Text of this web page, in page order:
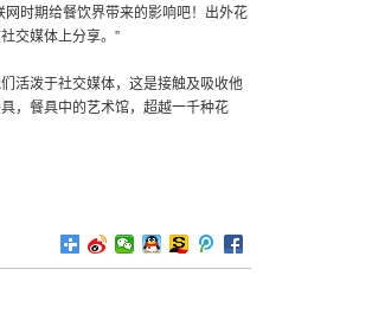
时期给餐饮界带来的影响吧！出外花
交媒体上分享。”
活泼于社交媒体，这是接触及吸收他
，餐具中的艺术馆，超越一千种花